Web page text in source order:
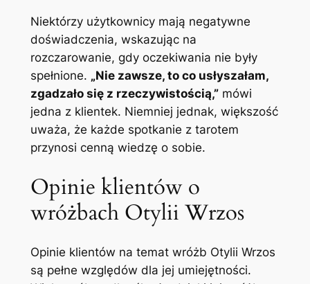
Niektórzy użytkownicy mają negatywne
doświadczenia, wskazując na
rozczarowanie, gdy oczekiwania nie były
spełnione. „Nie zawsze, to co usłyszałam,
zgadzało się z rzeczywistością,”mówi
jedna z klientek. Niemniej jednak, większość
uważa, że każde spotkanie z tarotem
przynosi cenną wiedzę o sobie.
Opinie klientów o
wróżbach Otylii Wrzos
Opinie klientów na temat wróżb Otylii Wrzos
są pełne względów dla jej umiejętności.